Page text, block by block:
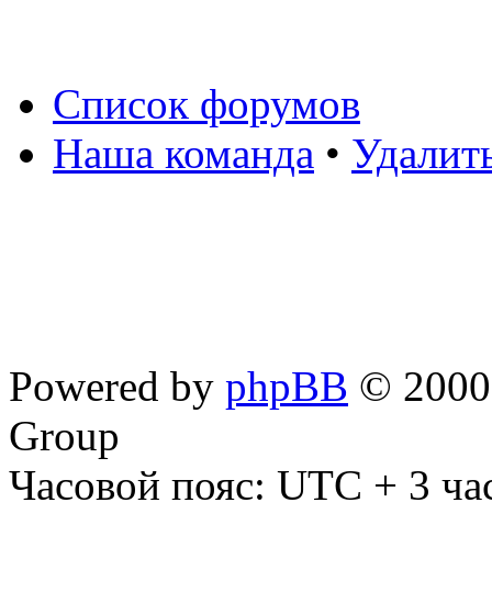
Список форумов
Наша команда •
Powered by phpBB ©
Group
Часовой пояс: UTC + 3